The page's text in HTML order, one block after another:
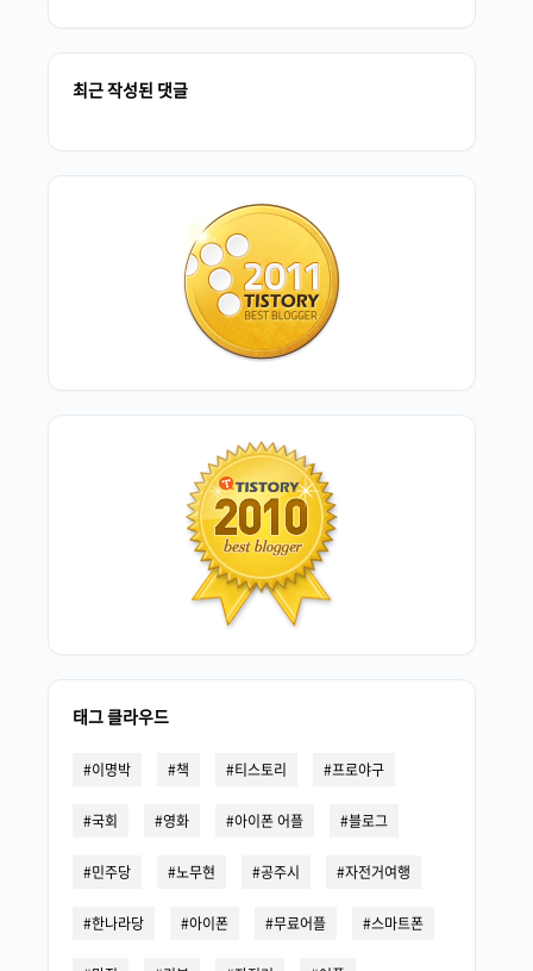
최근 작성된 댓글
태그 클라우드
이명박 책 티스토리 프로야구
국회 영화 아이폰 어플 블로그
민주당 노무현 공주시 자전거여행
한나라당 아이폰 무료어플 스마트폰